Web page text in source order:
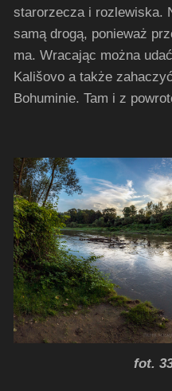
starorzecza i rozlewiska.
samą drogą, ponieważ
ma. Wracając można
Kališovo a także
Bohuminie. Tam i z
fot.